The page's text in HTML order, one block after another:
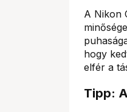
A Nikon
hogy
elfér a
Tipp: